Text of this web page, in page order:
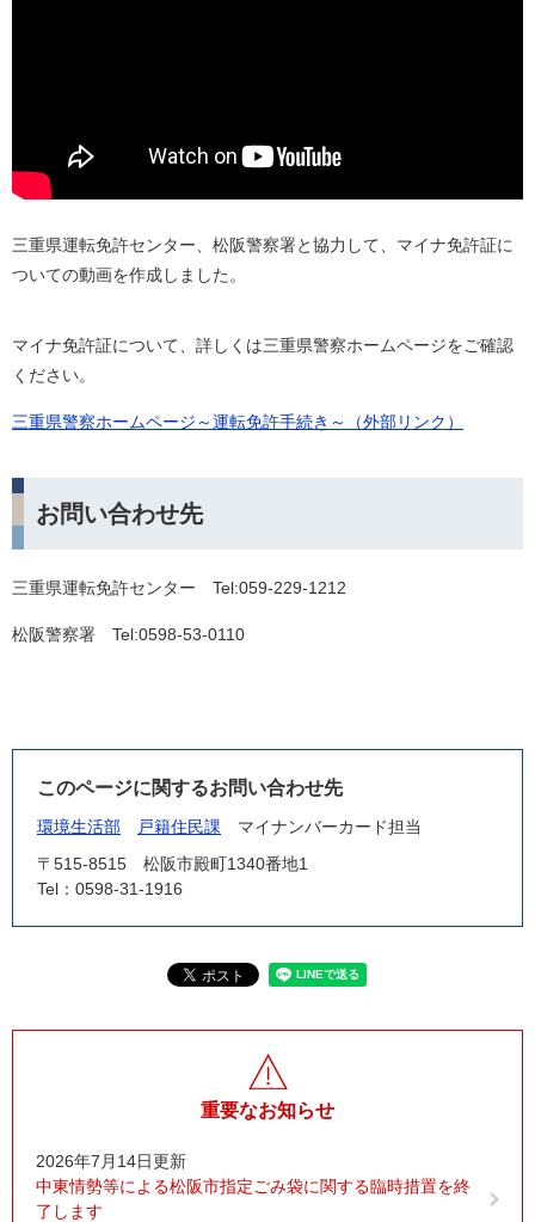
三重県運転免許センター、松阪警察署と協力して、マイナ免許証に
ついての動画を作成しました。
マイナ免許証について、詳しくは三重県警察ホームページをご確認
ください。
三重県警察ホームページ～運転免許手続き～（外部リンク）
お問い合わせ先
三重県運転免許センター Tel:059-229-1212
松阪警察署 Tel:0598-53-0110
このページに関するお問い合わせ先
環境生活部 戸籍住民課
マイナンバーカード担当
〒515-8515
松阪市殿町1340番地1
Tel：0598-31-1916
重要なお知らせ
2026年7月14日更新
中東情勢等による松阪市指定ごみ袋に関する臨時措置を終
了します